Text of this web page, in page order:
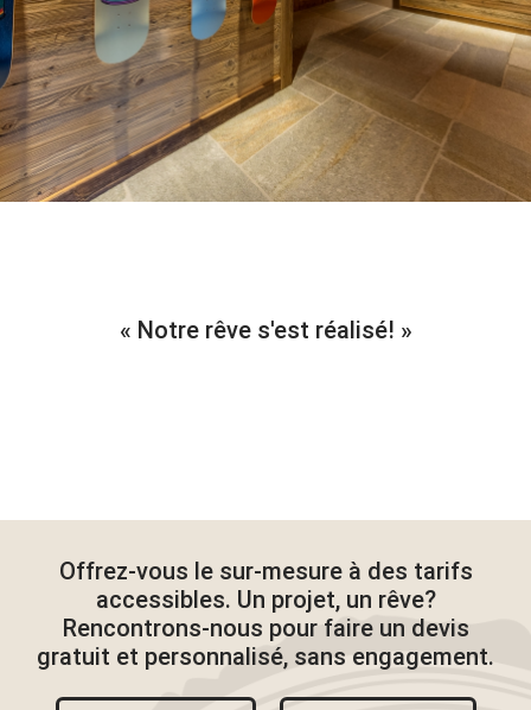
Notre rêve s'est réalisé!
Offrez-vous le sur-mesure à des tarifs
accessibles. Un projet, un rêve?
Rencontrons-nous pour faire un devis
gratuit et personnalisé, sans engagement.